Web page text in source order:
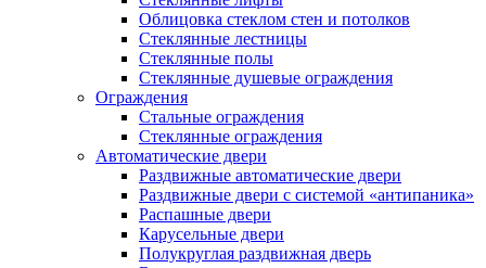
Облицовка стеклом стен и потолков
Стеклянные лестницы
Стеклянные полы
Стеклянные душевые ограждения
Ограждения
Стальные ограждения
Cтеклянные ограждения
Автоматические двери
Раздвижные автоматические двери
Раздвижные двери с системой «антипаника»
Распашные двери
Карусельные двери
Полукруглая раздвижная дверь